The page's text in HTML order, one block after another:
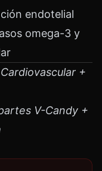
endotelial
omega-3 y
+
V-Candy +